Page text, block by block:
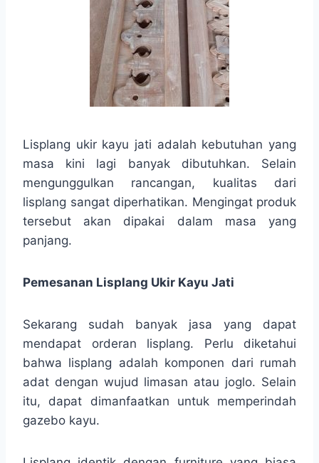
Lisplang ukir kayu jati adalah kebutuhan yang
masa kini lagi banyak dibutuhkan. Selain
mengunggulkan rancangan, kualitas dari
lisplang sangat diperhatikan. Mengingat produk
tersebut akan dipakai dalam masa yang
panjang.
Pemesanan Lisplang Ukir Kayu Jati
Sekarang sudah banyak jasa yang dapat
mendapat orderan lisplang. Perlu diketahui
bahwa lisplang adalah komponen dari rumah
adat dengan wujud limasan atau joglo. Selain
itu, dapat dimanfaatkan untuk memperindah
gazebo kayu.